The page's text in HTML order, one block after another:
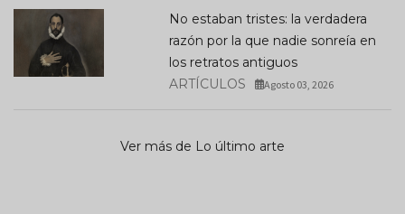
No estaban tristes: la verdadera
razón por la que nadie sonreía en
los retratos antiguos
ARTÍCULOS
Agosto 03, 2026
Ver más de Lo último arte